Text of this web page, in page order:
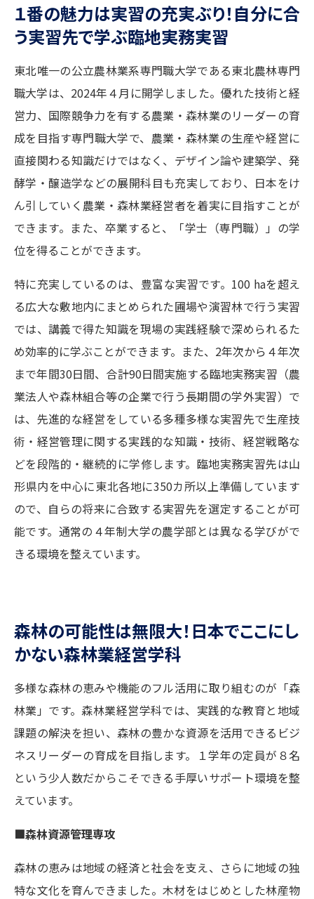
併願校選び 受験スケジュールを立てよう
先輩が入学を決めた理由 テレメール全国一斉進学調査
新生活お役立ちガイド
学問発見 学問検索
大学で学びたい学問発見
学問のミニ講義「夢ナビ講義」 学問分野解説
ユーザーサポート
Ｑ＆Ａ よくあるご質問 大学進学IDについて
お支払いについて
受付内容・発送状況の確認
テレメール
お支払いサイト
個人情報取扱規定
特定商取引表記
テレメール進学カタログ
訂正のご案内
１番の魅力は実習の充実ぶり！自分に合
う実習先で学ぶ臨地実務実習
東北唯一の公立農林業系専門職大学である東北農林専門
職大学は、2024年４月に開学しました。優れた技術と経
営力、国際競争力を有する農業・森林業のリーダーの育
成を目指す専門職大学で、農業・森林業の生産や経営に
直接関わる知識だけではなく、デザイン論や建築学、発
酵学・醸造学などの展開科目も充実しており、日本をけ
ん引していく農業・森林業経営者を着実に目指すことが
できます。また、卒業すると、「学士（専門職）」の学
位を得ることができます。
特に充実しているのは、豊富な実習です。100 haを超え
る広大な敷地内にまとめられた圃場や演習林で行う実習
では、講義で得た知識を現場の実践経験で深められるた
め効率的に学ぶことができます。また、2年次から４年次
まで年間30日間、合計90日間実施する臨地実務実習（農
業法人や森林組合等の企業で行う長期間の学外実習）で
は、先進的な経営をしている多種多様な実習先で生産技
術・経営管理に関する実践的な知識・技術、経営戦略な
どを段階的・継続的に学修します。臨地実務実習先は山
形県内を中心に東北各地に350カ所以上準備しています
ので、自らの将来に合致する実習先を選定することが可
能です。通常の４年制大学の農学部とは異なる学びがで
きる環境を整えています。
森林の可能性は無限大！日本でここにし
かない森林業経営学科
多様な森林の恵みや機能のフル活用に取り組むのが「森
林業」です。森林業経営学科では、実践的な教育と地域
課題の解決を担い、森林の豊かな資源を活用できるビジ
ネスリーダーの育成を目指します。１学年の定員が８名
という少人数だからこそできる手厚いサポート環境を整
えています。
■森林資源管理専攻
森林の恵みは地域の経済と社会を支え、さらに地域の独
特な文化を育んできました。木材をはじめとした林産物